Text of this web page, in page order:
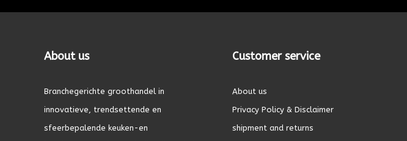
About us
Branchegerichte groothandel in
innovatieve, trendsettende en
sfeerbepalende keuken-en
Customer service
About us
Privacy Policy & Disclaimer
shipment and returns